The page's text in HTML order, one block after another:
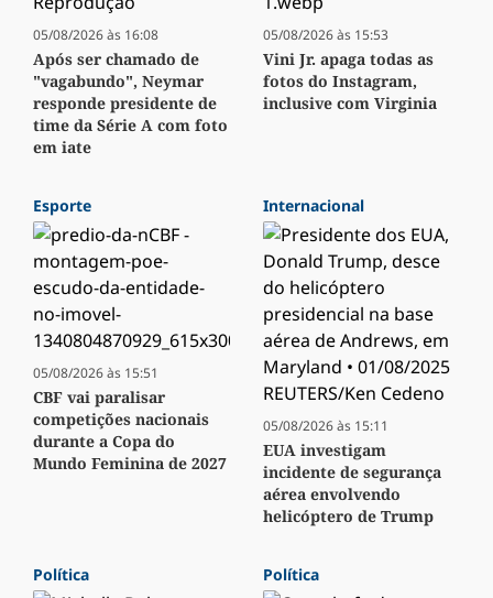
05/08/2026 às 16:08
Após ser chamado de
"vagabundo", Neymar
responde presidente de
time da Série A com foto
em iate
05/08/2026 às 15:53
Vini Jr. apaga todas as
fotos do Instagram,
inclusive com Virginia
Esporte
05/08/2026 às 15:51
CBF vai paralisar
competições nacionais
durante a Copa do
Mundo Feminina de 2027
Internacional
05/08/2026 às 15:11
EUA investigam
incidente de segurança
aérea envolvendo
helicóptero de Trump
Política Política